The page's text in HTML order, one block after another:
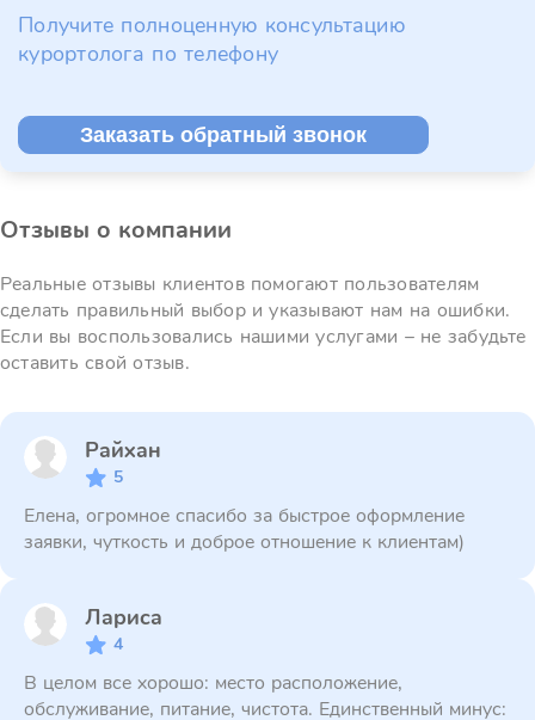
Получите полноценную консультацию
курортолога по телефону
Заказать обратный звонок
Отзывы о компании
Реальные отзывы клиентов помогают пользователям
сделать правильный выбор и указывают нам на ошибки.
Если вы воспользовались нашими услугами – не забудьте
оставить свой отзыв.
Райхан
5
Елена, огромное спасибо за быстрое оформление
заявки, чуткость и доброе отношение к клиентам)
Лариса
4
В целом все хорошо: место расположение,
обслуживание, питание, чистота. Единственный минус: